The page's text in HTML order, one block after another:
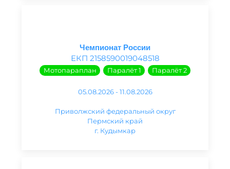
Чемпионат России
ЕКП 2158590019048518
Мотопараплан Паралёт 1 Паралёт 2
05.08.2026 - 11.08.2026
Приволжский федеральный округ
Пермский край
г. Кудымкар